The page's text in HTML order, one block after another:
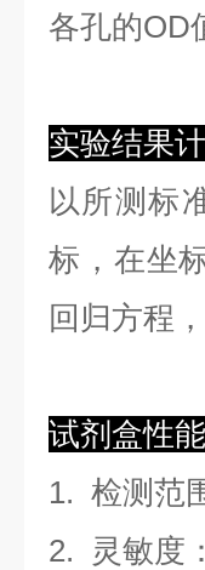
各孔的OD
实验结果
以所测标
标，在坐
回归方程 ，
试剂盒性能
1. 检测范
2. 灵敏度